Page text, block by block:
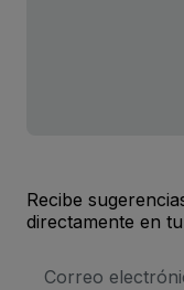
Recibe
directamente en
de